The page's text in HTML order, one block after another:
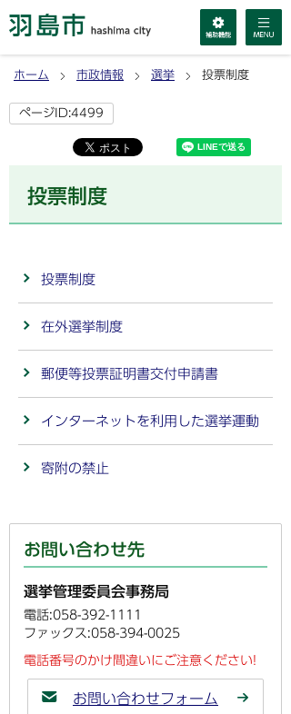
ホーム 市政情報 選挙 投票制度
ページID:4499
投票制度
投票制度
在外選挙制度
郵便等投票証明書交付申請書
インターネットを利用した選挙運動
寄附の禁止
お問い合わせ先
選挙管理委員会事務局
電話:058-392-1111
ファックス:058-394-0025
電話番号のかけ間違いにご注意ください!
お問い合わせフォーム